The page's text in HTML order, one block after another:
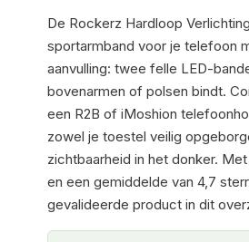
De Rockerz Hardloop
sportarmband voor je telefoon
aanvulling: twee felle LED-
bovenarmen of polsen bindt.
een R2B of iMoshion
zowel je toestel veilig
zichtbaarheid in het donker.
en een gemiddelde van 4,7
gevalideerde product in dit